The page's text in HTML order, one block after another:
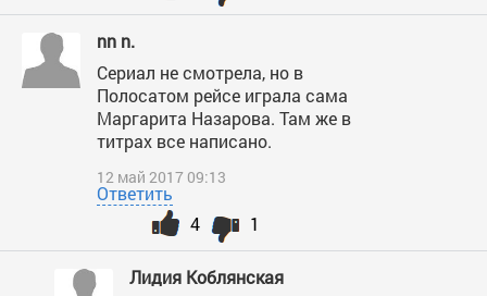
nn n.
Сериал не смотрела, но в
Полосатом рейсе играла сама
Маргарита Назарова. Там же в
титрах все написано.
12 май 2017 09:13
Ответить
1
4
Лидия Коблянская